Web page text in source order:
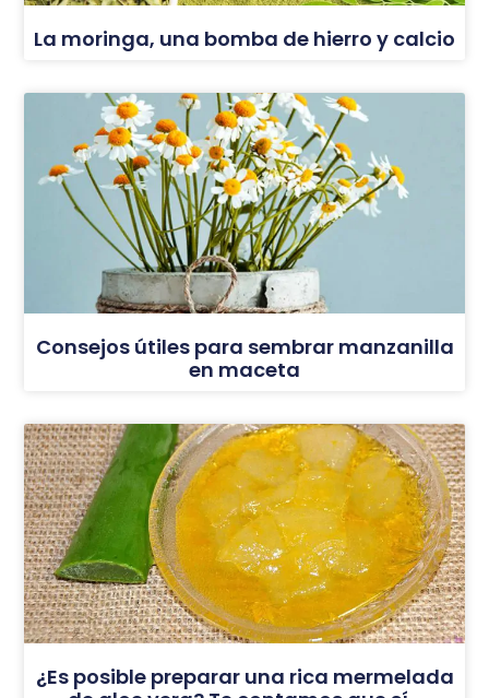
La moringa, una bomba de hierro y calcio
Consejos útiles para sembrar manzanilla
en maceta
¿Es posible preparar una rica mermelada